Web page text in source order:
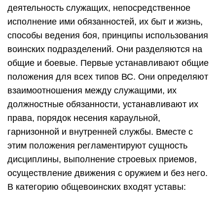
деятельность служащих, непосредственное
исполнение ими обязанностей, их быт и жизнь,
способы ведения боя, принципы использования
воинских подразделений. Они разделяются на
общие и боевые. Первые устанавливают общие
положения для всех типов ВС. Они определяют
взаимоотношения между служащими, их
должностные обязанности, устанавливают их
права, порядок несения караульной,
гарнизонной и внутренней службы. Вместе с
этим положения регламентируют сущность
дисциплины, выполнение строевых приемов,
осуществление движения с оружием и без него.
В категорию общевоинских входят уставы: